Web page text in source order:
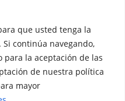
que usted tenga la
continúa navegando,
la aceptación de las
de nuestra política
mayor